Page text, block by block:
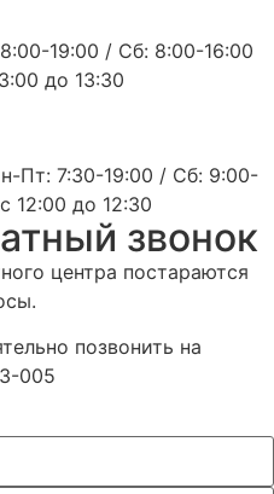
19:00 / Сб: 8:00-16:00
до 13:30
Пт: 7:30-19:00 / Сб: 9:00-
12:00 до 12:30
звонок
центра постараются
позвонить на
005